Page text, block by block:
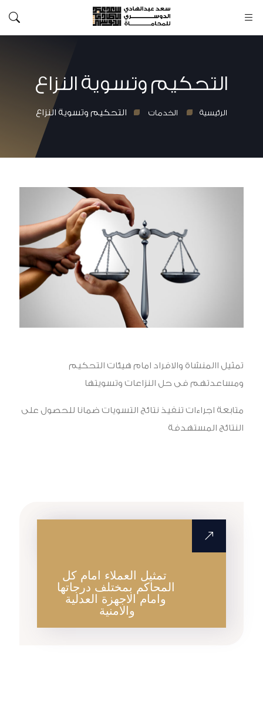
التحكيم وتسوية النزاع
التحكيم وتسوية النزاع
تمثيل االمنشاة والافراد امام هيئات التحكيم
ومساعدتهم فى حل النزاعات وتسويتها
متابعة اجراءات تنفيذ نتائج التسويات ضمانا للحصول على
النتائج المستهدفة
تمثيل العملاء امام كل
المحاكم بمختلف درجاتها
وامام الاجهزة العدلية
والامنية